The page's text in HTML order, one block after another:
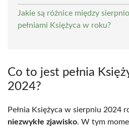
Jakie są różnice między
pełniami Księżyca w roku?
Co to jest pełnia
2024?
Pełnia Księżyca w sierpniu 2024
niezwykłe zjawisko. W tym